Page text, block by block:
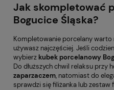
Jak skompletować
Bogucice Śląska?
Kompletowanie porcelany
używasz najczęściej. Jeśli
wybierz kubek porcelanowy
Do dłuższych chwil relaksu przy
zaparzaczem, natomiast do
sprawdzi się filiżanka lub zestaw